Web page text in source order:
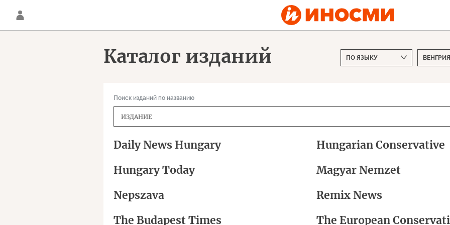
Каталог изданий
Поиск изданий по названию
Daily News Hungary
Hungarian Conservative
Hungary Today
Magyar Nemzet
Nepszava
Remix News
The Budapest Times
The European